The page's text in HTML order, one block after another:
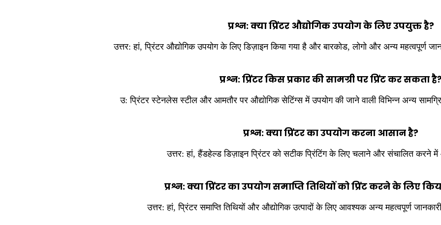
प्रश्न: क्या प्रिंटर औद्योगिक उपयोग के लिए उपयुक्त है?
उत्तर: हां, प्रिंटर औद्योगिक उपयोग के लिए डिज़ाइन किया गया है और बारकोड, लोगो और अन्य महत्वपूर्ण
प्रश्न: प्रिंटर किस प्रकार की सामग्री पर प्रिंट कर सकता
उ: प्रिंटर स्टेनलेस स्टील और आमतौर पर औद्योगिक सेटिंग्स में उपयोग की जाने वाली विभिन्न अन्य
प्रश्न: क्या प्रिंटर का उपयोग करना आसान है?
उत्तर:हां, हैंडहेल्ड डिज़ाइन प्रिंटर को सटीक प्रिंटिंग के लिए चलाने और संचालित करने
प्रश्न: क्या प्रिंटर का उपयोग समाप्ति तिथियों को प्रिंट करने के लिए
उत्तर:हां, प्रिंटर समाप्ति तिथियों और औद्योगिक उत्पादों के लिए आवश्यक अन्य महत्वपूर्ण